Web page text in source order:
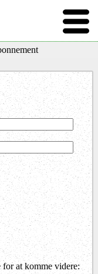
for at komme videre: